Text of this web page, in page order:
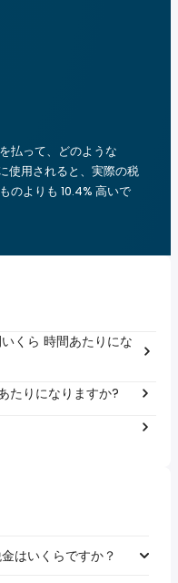
払って、どのような
使用されると、実際の税
のよりも 10.4% 高いで
くら 時間あたりにな
たりになりますか?
はいくらですか？